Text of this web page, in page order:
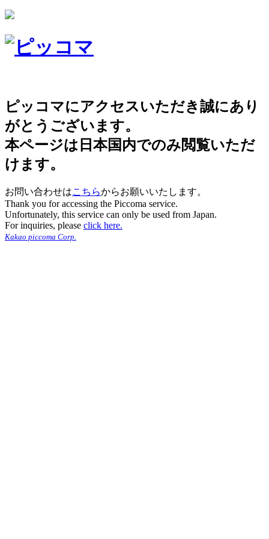
ピッコマにアクセスいただき誠にあり
がとうございます。
本ページは日本国内でのみ閲覧いただ
けます。
お問い合わせはこちらからお願いいたします。
Thank you for accessing the Piccoma service.
Unfortunately, this service can only be used from Japan.
For inquiries, please click here.
Kakao piccoma Corp.